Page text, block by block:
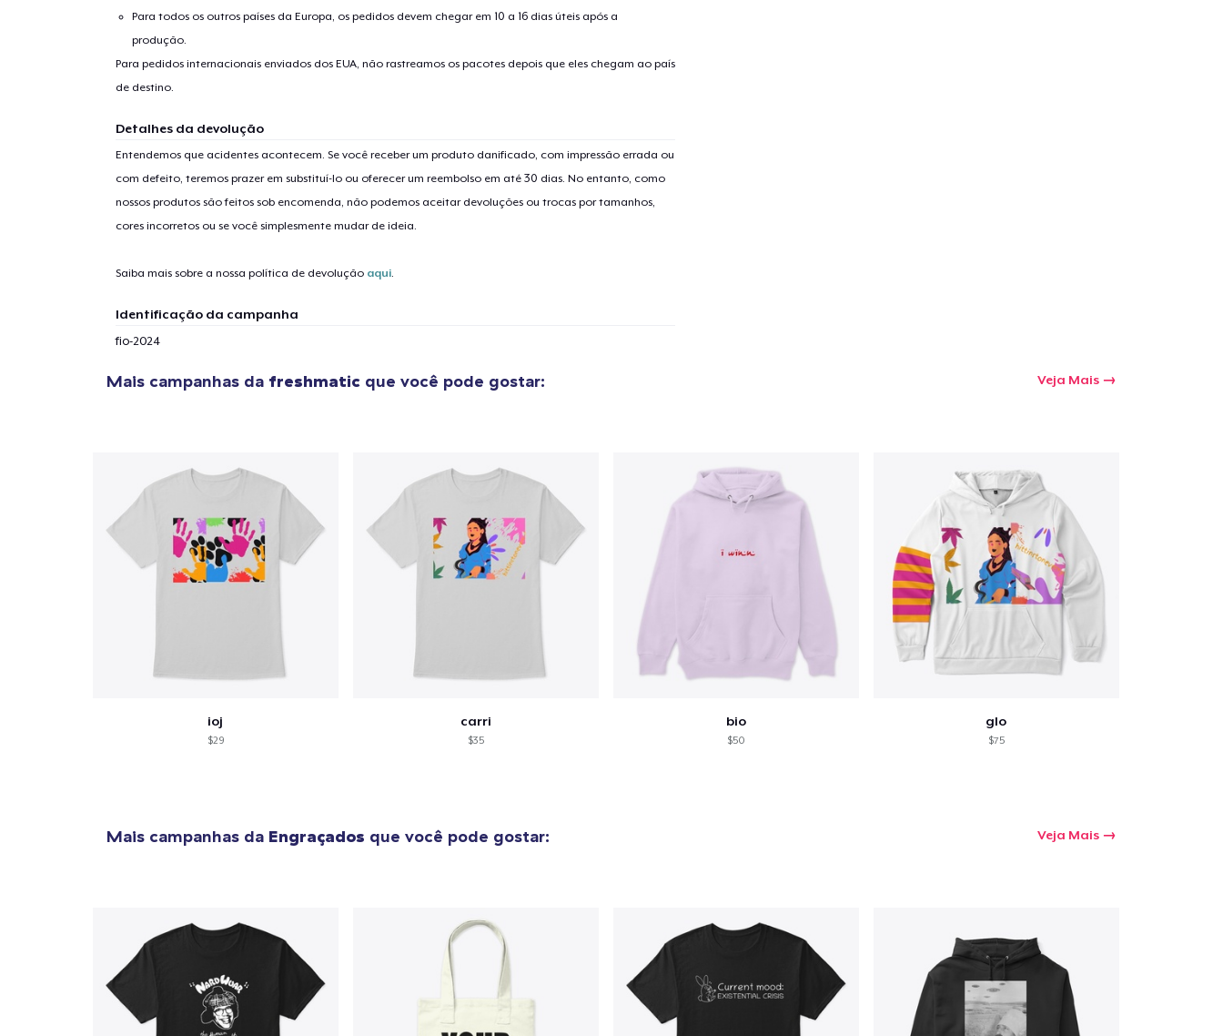
Para todos os outros países da Europa, os pedidos devem chegar em 10 a 16 dias úteis após a
produção.
Para pedidos internacionais enviados dos EUA, não rastreamos os pacotes depois que eles chegam ao país
de destino.
Detalhes da devolução
Entendemos que acidentes acontecem. Se você receber um produto danificado, com impressão errada ou
com defeito, teremos prazer em substituí-lo ou oferecer um reembolso em até 30 dias. No entanto, como
nossos produtos são feitos sob encomenda, não podemos aceitar devoluções ou trocas por tamanhos,
cores incorretos ou se você simplesmente mudar de ideia.
Saiba mais sobre a nossa política de devolução aqui.
Identificação da campanha
fio-2024
Mais campanhas da freshmatic que você pode gostar: Veja Mais
ioj
$29
carri
$35
bio
$50
glo
$75
Mais campanhas da Engraçados que você pode gostar: Veja Mais